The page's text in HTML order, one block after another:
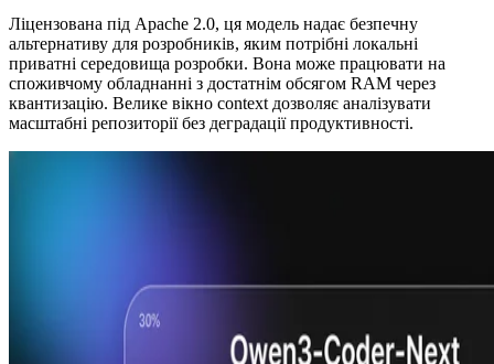
Ліцензована під Apache 2.0, ця модель надає безпечну
альтернативу для розробників, яким потрібні локальні
приватні середовища розробки. Вона може працювати на
споживчому обладнанні з достатнім обсягом RAM через
квантизацію. Велике вікно context дозволяє аналізувати
масштабні репозиторії без деградації продуктивності.